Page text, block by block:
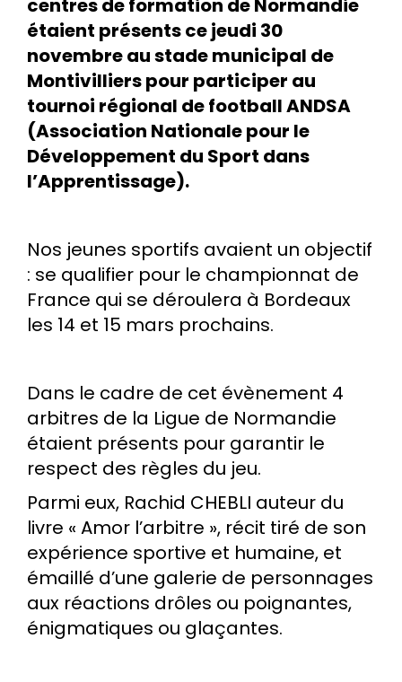
centres de formation de Normandie
étaient présents ce jeudi 30
novembre au stade municipal de
Montivilliers pour participer au
tournoi régional de football ANDSA
(Association Nationale pour le
Développement du Sport dans
l’Apprentissage).
Nos jeunes sportifs avaient un objectif
: se qualifier pour le championnat de
France qui se déroulera à Bordeaux
les 14 et 15 mars prochains.
Dans le cadre de cet évènement 4
arbitres de la Ligue de Normandie
étaient présents pour garantir le
respect des règles du jeu.
Parmi eux, Rachid CHEBLI auteur du
livre « Amor l’arbitre », récit tiré de son
expérience sportive et humaine, et
émaillé d’une galerie de personnages
aux réactions drôles ou poignantes,
énigmatiques ou glaçantes.